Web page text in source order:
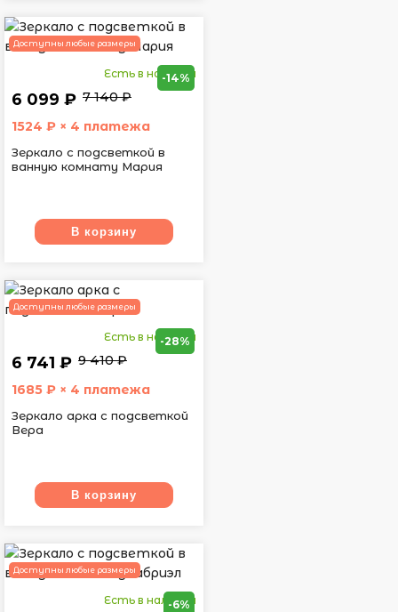
Доступны любые размеры
Есть в наличии
6 099 ₽ 7 140 ₽
-14%
1524 ₽ × 4 платежа
Зеркало с подсветкой в
ванную комнату Мария
В корзину
Доступны любые размеры
Есть в наличии
6 741 ₽ 9 410 ₽
-28%
1685 ₽ × 4 платежа
Зеркало арка с подсветкой
Вера
В корзину
Доступны любые размеры
Есть в наличии
-6%